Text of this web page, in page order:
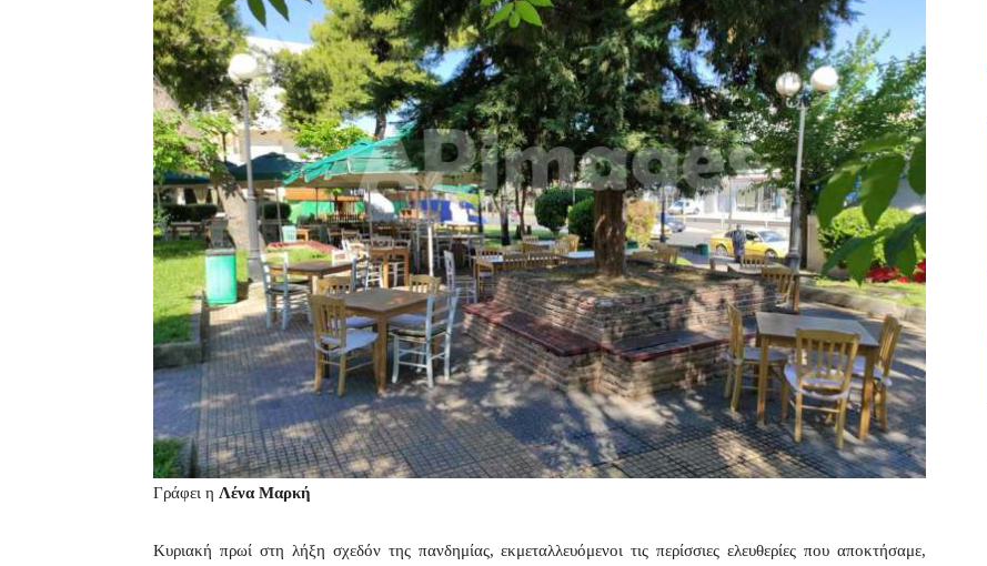
Γράφει η Λένα Μαρκή
Κυριακή πρωί στη λήξη σχεδόν της πανδημίας, εκμεταλλευόμενοι τις περίσσιες ελευθερίες που αποκτήσαμε,